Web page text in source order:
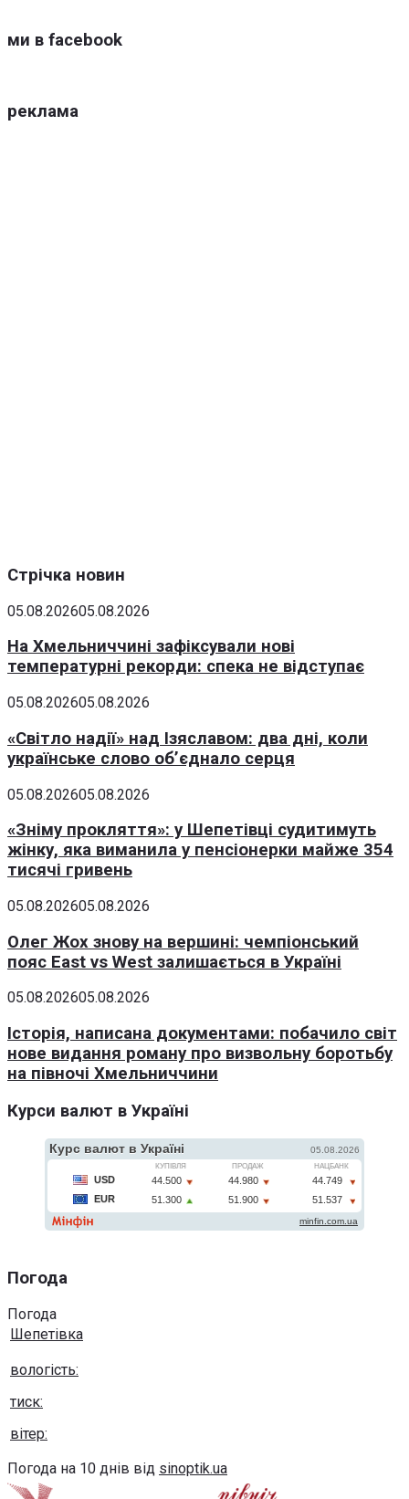
ми в facebook
реклама
Стрічка новин
05.08.202605.08.2026
На Хмельниччині зафіксували нові
температурні рекорди: спека не відступає
05.08.202605.08.2026
«Світло надії» над Ізяславом: два дні, коли
українське слово об’єднало серця
05.08.202605.08.2026
«Зніму прокляття»: у Шепетівці судитимуть
жінку, яка виманила у пенсіонерки майже 354
тисячі гривень
05.08.202605.08.2026
Олег Жох знову на вершині: чемпіонський
пояс East vs West залишається в Україні
05.08.202605.08.2026
Історія, написана документами: побачило світ
нове видання роману про визвольну боротьбу
на півночі Хмельниччини
Курси валют в Україні
Погода
Погода
Шепетівка
вологість:
тиск:
вітер:
Погода на 10 днів від sinoptik.ua